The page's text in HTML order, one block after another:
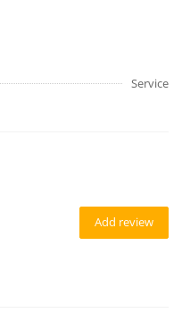
Service
Add review